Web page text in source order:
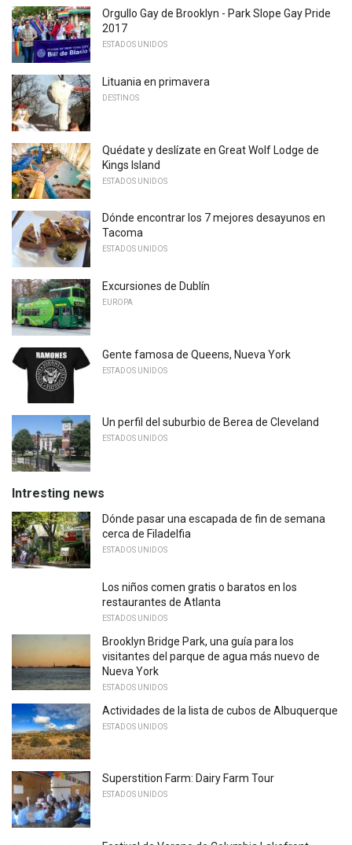
Orgullo Gay de Brooklyn - Park Slope Gay Pride
2017
ESTADOS UNIDOS
Lituania en primavera
DESTINOS
Quédate y deslízate en Great Wolf Lodge de
Kings Island
ESTADOS UNIDOS
Dónde encontrar los 7 mejores desayunos en
Tacoma
ESTADOS UNIDOS
Excursiones de Dublín
EUROPA
Gente famosa de Queens, Nueva York
ESTADOS UNIDOS
Un perfil del suburbio de Berea de Cleveland
ESTADOS UNIDOS
Intresting news
Dónde pasar una escapada de fin de semana
cerca de Filadelfia
ESTADOS UNIDOS
Los niños comen gratis o baratos en los
restaurantes de Atlanta
ESTADOS UNIDOS
Brooklyn Bridge Park, una guía para los
visitantes del parque de agua más nuevo de
Nueva York
ESTADOS UNIDOS
Actividades de la lista de cubos de Albuquerque
ESTADOS UNIDOS
Superstition Farm: Dairy Farm Tour
ESTADOS UNIDOS